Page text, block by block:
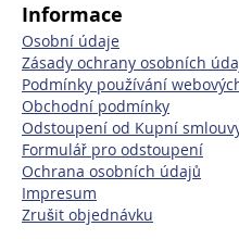
Informace
Osobní údaje
Zásady ochrany osobních
Podmínky používání
Obchodní podmínky
Odstoupení od Kupní
Formulář pro odstoupení
Ochrana osobních údajů
Impresum
Zrušit objednávku